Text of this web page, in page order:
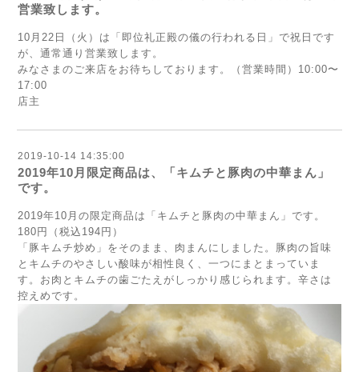
営業致します。
10月22日（火）は「即位礼正殿の儀の行われる日」で祝日です
が、通常通り営業致します。
みなさまのご来店をお待ちしております。（営業時間）10:00〜
17:00
店主
2019-10-14 14:35:00
2019年10月限定商品は、「キムチと豚肉の中華まん」
です。
2019年10月の限定商品は「キムチと豚肉の中華まん」です。
180円（税込194円）
「豚キムチ炒め」をそのまま、肉まんにしました。豚肉の旨味
とキムチのやさしい酸味が相性良く、一つにまとまっていま
す。お肉とキムチの歯ごたえがしっかり感じられます。辛さは
控えめです。